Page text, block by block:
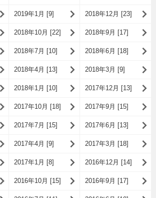
2019年1月 [9] 2018年12月 [23]
2018年10月 [22] 2018年9月 [17]
2018年7月 [10] 2018年6月 [18]
2018年4月 [13] 2018年3月 [9]
2018年1月 [10] 2017年12月 [13]
2017年10月 [18] 2017年9月 [15]
2017年7月 [15] 2017年6月 [13]
2017年4月 [9] 2017年3月 [18]
2017年1月 [8] 2016年12月 [14]
2016年10月 [15] 2016年9月 [17]